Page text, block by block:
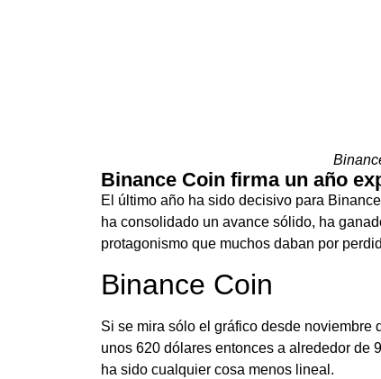
Binance Coin firma un año
El último año ha sido decisivo para
ha consolidado un avance sólido, ha
protagonismo que muchos daban por
Binance Coin
Si se mira sólo el gráfico desde
unos 620 dólares entonces a alrededor de
ha sido cualquier cosa menos lineal.